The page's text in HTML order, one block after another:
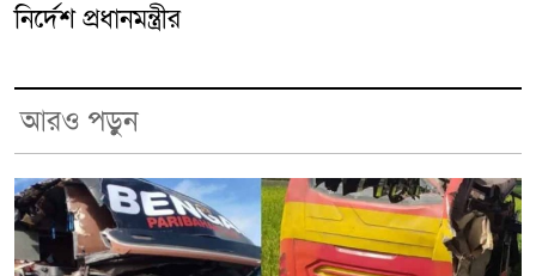
নির্দেশ প্রধানমন্ত্রীর
আরও পড়ুন